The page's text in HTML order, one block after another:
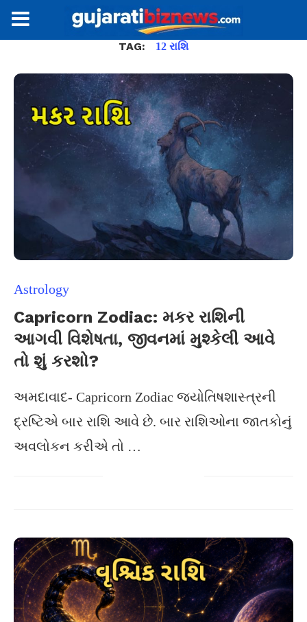
TAG: 12 રાશિ
Astrology
Capricorn Zodiac: મકર રાશિની
આગવી વિશેષતા, જીવનમાં મુશ્કેલી આવે
તો શું કરશો?
અમદાવાદ- Capricorn Zodiac જ્યોતિષશાસ્ત્રની
દ્રષ્ટિએ બાર રાશિ આવે છે. બાર રાશિઓના જાતકોનું
અવલોકન કરીએ તો …